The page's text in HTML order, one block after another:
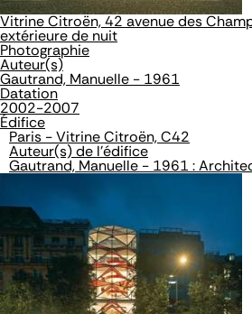
Vitrine Citroën, 42 avenue des
extérieure de nuit
Photographie
Auteur(s)
Gautrand, Manuelle - 1961
Datation
2002-2007
Édifice
Paris - Vitrine Citroën, C42
Auteur(s) de l'édifice
Gautrand, Manuelle - 1961 :